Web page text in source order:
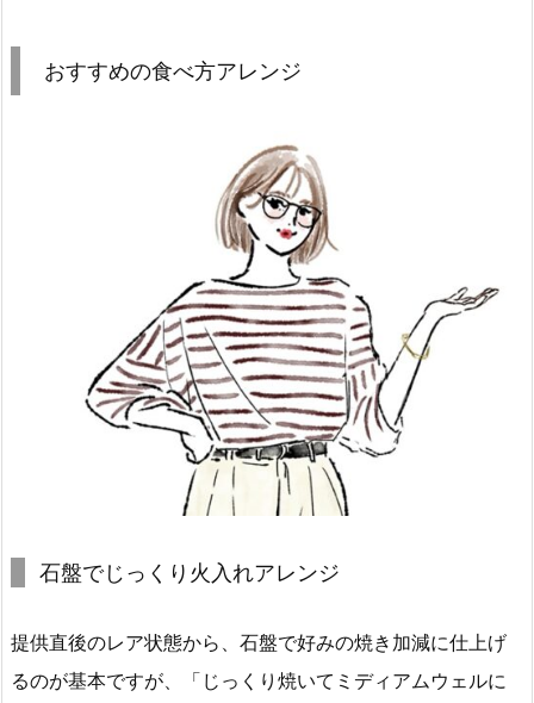
おすすめの食べ方アレンジ
石盤でじっくり火入れアレンジ
提供直後のレア状態から、石盤で好みの焼き加減に仕上げ
るのが基本ですが、「じっくり焼いてミディアムウェルに